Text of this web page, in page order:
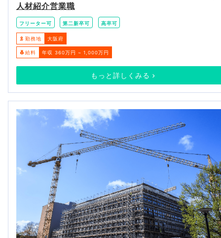
人材紹介営業職
フリーター可 第二新卒可 高卒可
勤務地 大阪府
給料 年収 360万円 ~ 1,000万円
もっと詳しくみる